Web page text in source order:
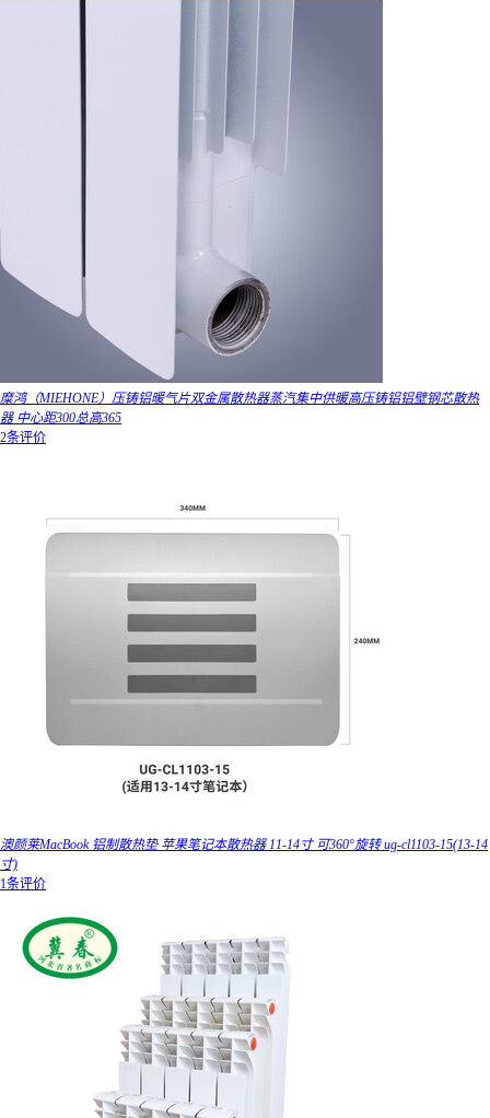
糜鸿（MIEHONE）压铸铝暖气片双金属散热器蒸汽集中供暖高压铸铝铝壁钢芯散热
器 中心距300总高365
2条评价
澳颜莱MacBook 铝制散热垫 苹果笔记本散热器 11-14寸 可360°旋转 ug-cl1103-15(13-14
寸)
1条评价